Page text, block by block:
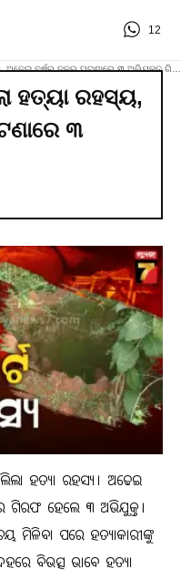
12
ହତ୍ୟା ରହସ୍ୟ,
୩
ହତ୍ୟା ରହସ୍ୟ। ଅଢେଇ
ଗିରଫ ହେଲେ ୩ ଅଭିଯୁକ୍ତ।
ପରେ ହତ୍ୟାକାରୀଙ୍କୁ
ବିଭତ୍ସ ଭାବେ ହତ୍ୟା